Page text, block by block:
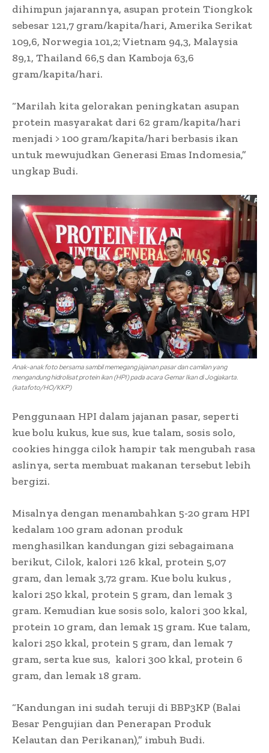
dihimpun jajarannya, asupan protein Tiongkok
sebesar 121,7 gram/kapita/hari, Amerika Serikat
109,6, Norwegia 101,2; Vietnam 94,3, Malaysia
89,1, Thailand 66,5 dan Kamboja 63,6
gram/kapita/hari.
“Marilah kita gelorakan peningkatan asupan
protein masyarakat dari 62 gram/kapita/hari
menjadi > 100 gram/kapita/hari berbasis ikan
untuk mewujudkan Generasi Emas Indomesia,”
ungkap Budi.
Anak-anak foto bersama sambil memegang jajanan pasar dan camilan yang
mengandung hidrolisat protein ikan (HPI) pada acara Gemar Ikan di Jogjakarta.
(katafoto/HO/KKP)
Penggunaan HPI dalam jajanan pasar, seperti
kue bolu kukus, kue sus, kue talam, sosis solo,
cookies hingga cilok hampir tak mengubah rasa
aslinya, serta membuat makanan tersebut lebih
bergizi.
Misalnya dengan menambahkan 5-20 gram HPI
kedalam 100 gram adonan produk
menghasilkan kandungan gizi sebagaimana
berikut, Cilok, kalori 126 kkal, protein 5,07
gram, dan lemak 3,72 gram. Kue bolu kukus ,
kalori 250 kkal, protein 5 gram, dan lemak 3
gram. Kemudian kue sosis solo, kalori 300 kkal,
protein 10 gram, dan lemak 15 gram. Kue talam,
kalori 250 kkal, protein 5 gram, dan lemak 7
gram, serta kue sus, kalori 300 kkal, protein 6
gram, dan lemak 18 gram.
“Kandungan ini sudah teruji di BBP3KP (Balai
Besar Pengujian dan Penerapan Produk
Kelautan dan Perikanan),” imbuh Budi.